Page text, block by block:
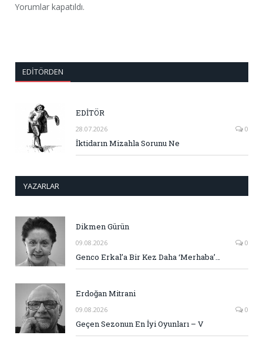
Yorumlar kapatıldı.
EDITÖRDEN
EDİTÖR
28.07.2026 0
İktidarın Mizahla Sorunu Ne
YAZARLAR
Dikmen Gürün
09.08.2026 0
Genco Erkal’a Bir Kez Daha ‘Merhaba’…
Erdoğan Mitrani
09.08.2026 0
Geçen Sezonun En İyi Oyunları – V